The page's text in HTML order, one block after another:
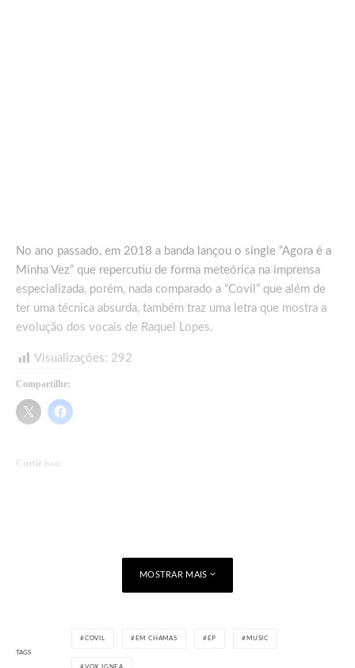
No ano passado, em 2018 a banda lançou o single “Agora é a
Minha Vez” que repercutiu de forma meteórica na imprensa
especializada, porém, nada comparado a “Covil” que além de
ter uma técnica absurda, também traz uma letra que mostra a
evolução dos vocais de Raquel Lopes.
Visualizações: 292
Compartilhe:
Curtir isso:
MOSTRAR MAIS
TAGS
COVIL EM CHAMAS EP MUSIC